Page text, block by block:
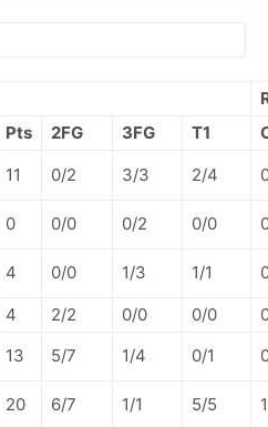
Pts 2FG 3FG T1
11 0/2 3/3 2/4
0 0/0 0/2 0/0
4 0/0 1/3 1/1
4 2/2 0/0 0/0
13 5/7 1/4 0/1
20 6/7 1/1 5/5 1